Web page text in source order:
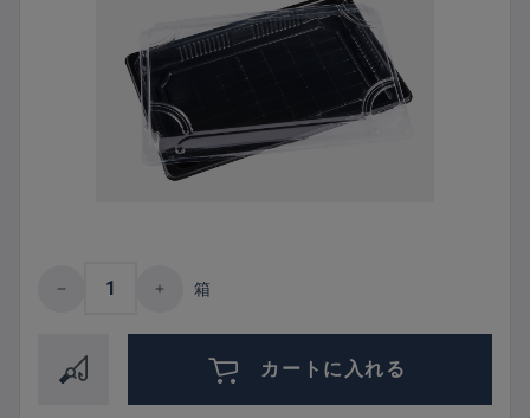
Product Quantity: Enter the desired
箱
カートに入れる